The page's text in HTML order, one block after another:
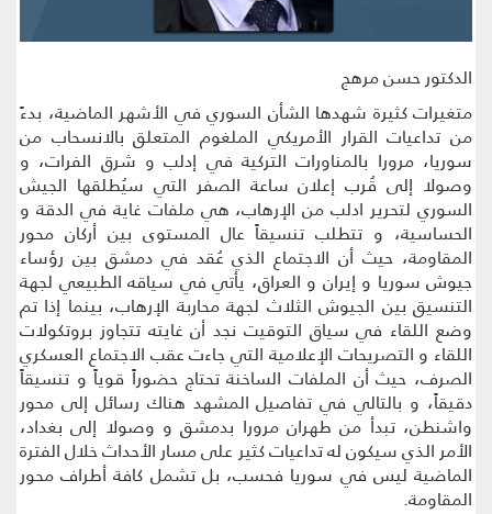
الدكتور حسن مرهج
متغيرات كثيرة شهدها الشأن السوري في الأشهر الماضية، بدءً
من تداعيات القرار الأمريكي الملغوم المتعلق بالانسحاب من
سوريا، مرورا بالمناورات التركية في إدلب و شرق الفرات، و
وصولا إلى قُرب إعلان ساعة الصفر التي سيُطلقها الجيش
السوري لتحرير ادلب من الإرهاب، هي ملفات غاية في الدقة و
الحساسية، و تتطلب تنسيقاً عال المستوى بين أركان محور
المقاومة، حيث أن الاجتماع الذي عُقد في دمشق بين رؤساء
جيوش سوريا و إيران و العراق، يأتي في سياقه الطبيعي لجهة
التنسيق بين الجيوش الثلاث لجهة محاربة الإرهاب، بينما إذا تم
وضع اللقاء في سياق التوقيت نجد أن غايته تتجاوز بروتكولات
اللقاء و التصريحات الإعلامية التي جاءت عقب الاجتماع العسكري
الصرف، حيث أن الملفات الساخنة تحتاج حضوراً قوياً و تنسيقاً
دقيقاً، و بالتالي في تفاصيل المشهد هناك رسائل إلى محور
واشنطن، تبدأ من طهران مرورا بدمشق و وصولا إلى بغداد،
الأمر الذي سيكون له تداعيات كثير على مسار الأحداث خلال الفترة
الماضية ليس في سوريا فحسب، بل تشمل كافة أطراف محور
المقاومة.